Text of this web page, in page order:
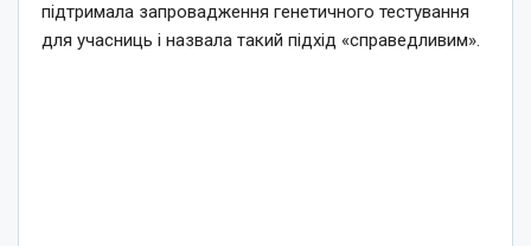
підтримала запровадження генетичного тестування
для учасниць і назвала такий підхід «справедливим».